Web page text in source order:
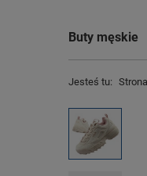
Buty męskie
Jesteś tu: